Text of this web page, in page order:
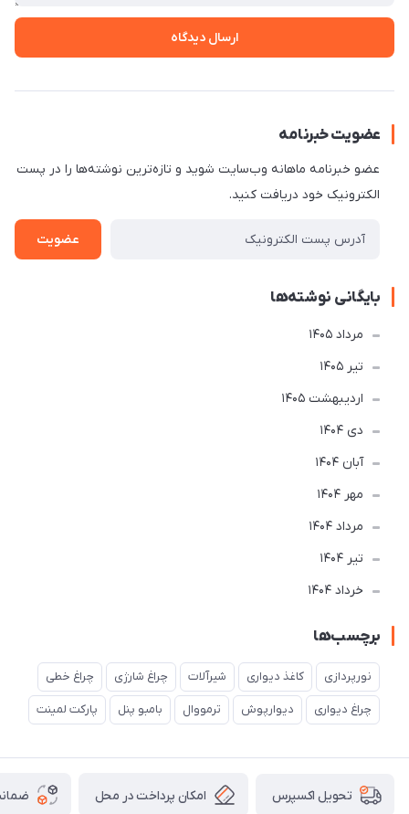
ارسال دیدگاه
عضویت خبرنامه
عضو خبرنامه ماهانه وب‌سایت شوید و تازه‌ترین نوشته‌ها را در پست
الکترونیک خود دریافت کنید.
عضویت
بایگانی نوشته‌ها
مرداد 1405
تير 1405
ارديبهشت 1405
دی 1404
آبان 1404
مهر 1404
مرداد 1404
تير 1404
خرداد 1404
برچسب‌ها
نورپردازی کاغذ دیواری شیرآلات چراغ شارژی چراغ خطی
چراغ دیواری دیوارپوش ترمووال بامبو پنل پارکت لمینت
تحویل اکسپرس امکان پرداخت در محل